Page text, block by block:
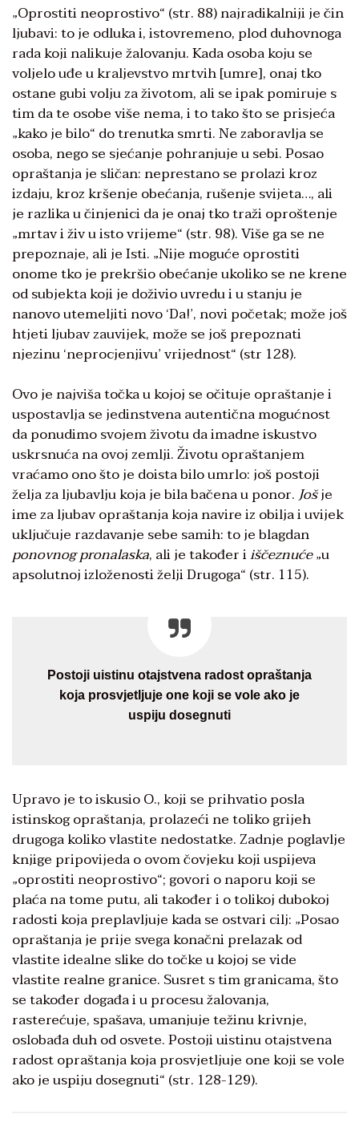
„Oprostiti neoprostivo“ (str. 88) najradikalniji je čin
ljubavi: to je odluka i, istovremeno, plod duhovnoga
rada koji nalikuje žalovanju. Kada osoba koju se
voljelo uđe u kraljevstvo mrtvih [umre], onaj tko
ostane gubi volju za životom, ali se ipak pomiruje s
tim da te osobe više nema, i to tako što se prisjeća
„kako je bilo“ do trenutka smrti. Ne zaboravlja se
osoba, nego se sjećanje pohranjuje u sebi. Posao
opraštanja je sličan: neprestano se prolazi kroz
izdaju, kroz kršenje obećanja, rušenje svijeta…, ali
je razlika u činjenici da je onaj tko traži oproštenje
„mrtav i živ u isto vrijeme“ (str. 98). Više ga se ne
prepoznaje, ali je Isti. „Nije moguće oprostiti
onome tko je prekršio obećanje ukoliko se ne krene
od subjekta koji je doživio uvredu i u stanju je
nanovo utemeljiti novo ‘Da!’, novi početak; može još
htjeti ljubav zauvijek, može se još prepoznati
njezinu ‘neprocjenjivu’ vrijednost“ (str 128).
Ovo je najviša točka u kojoj se očituje opraštanje i
uspostavlja se jedinstvena autentična mogućnost
da ponudimo svojem životu da imadne iskustvo
uskrsnuća na ovoj zemlji. Životu opraštanjem
vraćamo ono što je doista bilo umrlo: još postoji
želja za ljubavlju koja je bila bačena u ponor.Jošje
ime za ljubav opraštanja koja navire iz obilja i uvijek
uključuje razdavanje sebe samih: to je blagdan
ponovnog pronalaska, ali je također iiščeznuće„u
apsolutnoj izloženosti želji Drugoga“ (str. 115).
Postoji uistinu otajstvena radost opraštanja
koja prosvjetljuje one koji se vole ako je
uspiju dosegnuti
Upravo je to iskusio O., koji se prihvatio posla
istinskog opraštanja, prolazeći ne toliko grijeh
drugoga koliko vlastite nedostatke. Zadnje poglavlje
knjige pripovijeda o ovom čovjeku koji uspijeva
„oprostiti neoprostivo“; govori o naporu koji se
plaća na tome putu, ali također i o tolikoj dubokoj
radosti koja preplavljuje kada se ostvari cilj: „Posao
opraštanja je prije svega konačni prelazak od
vlastite idealne slike do točke u kojoj se vide
vlastite realne granice. Susret s tim granicama, što
se također događa i u procesu žalovanja,
rasterećuje, spašava, umanjuje težinu krivnje,
oslobađa duh od osvete. Postoji uistinu otajstvena
radost opraštanja koja prosvjetljuje one koji se vole
ako je uspiju dosegnuti“ (str. 128-129).